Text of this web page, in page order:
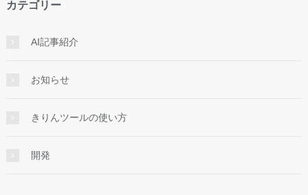
カテゴリー
AI記事紹介
お知らせ
きりんツールの使い方
開発